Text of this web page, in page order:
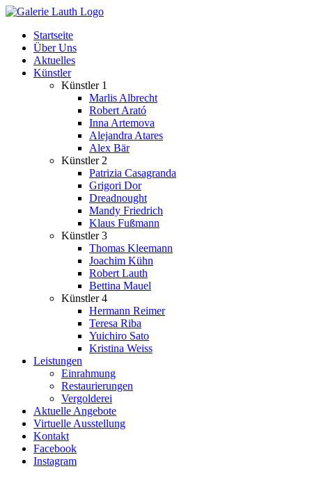
Zum
springenStartseite
Über Uns
Aktuelles
Künstler
Künstler 1
Marlis Albrecht
Robert Arató
Inna Artemova
Alejandra Atares
Alex Bär
Künstler 2
Patrizia Casagranda
Grigori Dor
Dreadnought
Mandy Friedrich
Klaus Fußmann
Künstler 3
Thomas Kleemann
Joachim Kühn
Robert Lauth
Bettina Mauel
Künstler 4
Hermann Reimer
Teresa Riba
Yuichiro Sato
Kristina Weiss
Leistungen
Einrahmung
Restaurierungen
Vergolderei
Aktuelle Angebote
Virtuelle Ausstellung
Kontakt
Facebook
Instagram